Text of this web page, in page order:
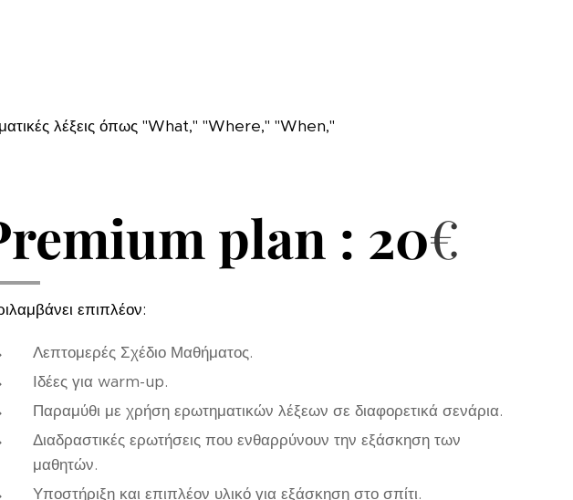
λέξεις όπως "What," "Where," "When,"
plan : 20€
επιπλέον:
Λεπτομερές Σχέδιο Μαθήματος.
Ιδέες για warm-up.
Παραμύθι με χρήση ερωτηματικών λέξεων σε διαφορετικά σενάρια.
Διαδραστικές ερωτήσεις που ενθαρρύνουν την εξάσκηση των
μαθητών.
Υποστήριξη και επιπλέον υλικό για εξάσκηση στο σπίτι.